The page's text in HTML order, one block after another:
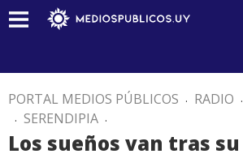
PORTAL MEDIOS PÚBLICOS . RADIO .
. SERENDIPIA .
Los sueños van tras su